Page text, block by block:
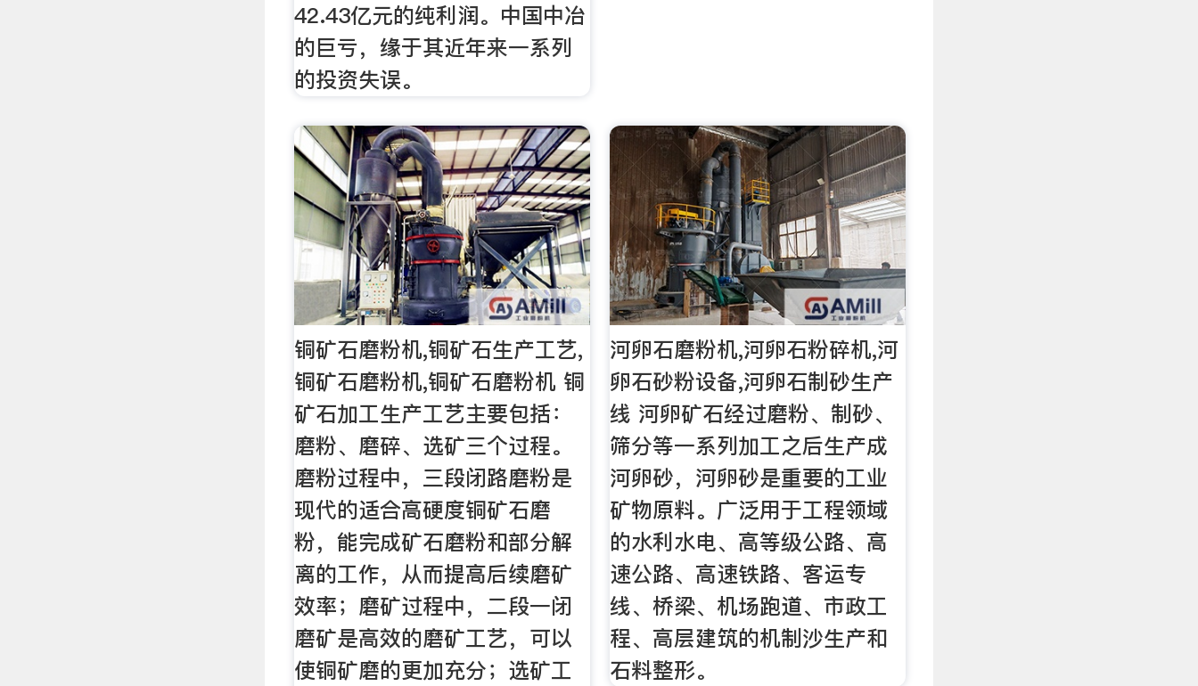
42.43亿元的纯利润。中国中冶
的巨亏，缘于其近年来一系列
的投资失误。
铜矿石磨粉机,铜矿石生产工艺,
铜矿石磨粉机,铜矿石磨粉机 铜
矿石加工生产工艺主要包括：
磨粉、磨碎、选矿三个过程。
磨粉过程中，三段闭路磨粉是
现代的适合高硬度铜矿石磨
粉，能完成矿石磨粉和部分解
离的工作，从而提高后续磨矿
效率；磨矿过程中，二段一闭
磨矿是高效的磨矿工艺，可以
使铜矿磨的更加充分；选矿工
河卵石磨粉机,河卵石粉碎机,河
卵石砂粉设备,河卵石制砂生产
线 河卵矿石经过磨粉、制砂、
筛分等一系列加工之后生产成
河卵砂，河卵砂是重要的工业
矿物原料。广泛用于工程领域
的水利水电、高等级公路、高
速公路、高速铁路、客运专
线、桥梁、机场跑道、市政工
程、高层建筑的机制沙生产和
石料整形。